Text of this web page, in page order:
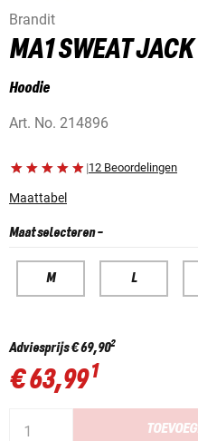
Brandit
MA1 SWEAT JACK
Hoodie
Art. No. 214896
|12 Beoordelingen
Maattabel
Maat selecteren-
M L
Adviesprijs€ 69,902
€ 63,991